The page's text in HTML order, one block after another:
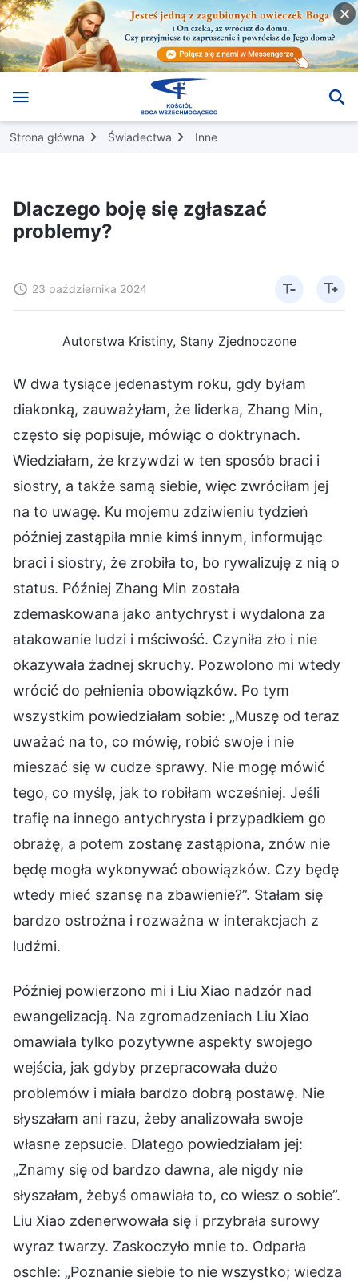
Strona główna Świadectwa Inne
Dlaczego boję się zgłaszać
problemy?
23 października 2024
Autorstwa Kristiny, Stany Zjednoczone
W dwa tysiące jedenastym roku, gdy byłam
diakonką, zauważyłam, że liderka, Zhang Min,
często się popisuje, mówiąc o doktrynach.
Wiedziałam, że krzywdzi w ten sposób braci i
siostry, a także samą siebie, więc zwróciłam jej
na to uwagę. Ku mojemu zdziwieniu tydzień
później zastąpiła mnie kimś innym, informując
braci i siostry, że zrobiła to, bo rywalizuję z nią o
status. Później Zhang Min została
zdemaskowana jako antychryst i wydalona za
atakowanie ludzi i mściwość. Czyniła zło i nie
okazywała żadnej skruchy. Pozwolono mi wtedy
wrócić do pełnienia obowiązków. Po tym
wszystkim powiedziałam sobie: „Muszę od teraz
uważać na to, co mówię, robić swoje i nie
mieszać się w cudze sprawy. Nie mogę mówić
tego, co myślę, jak to robiłam wcześniej. Jeśli
trafię na innego antychrysta i przypadkiem go
obrażę, a potem zostanę zastąpiona, znów nie
będę mogła wykonywać obowiązków. Czy będę
wtedy mieć szansę na zbawienie?”. Stałam się
bardzo ostrożna i rozważna w interakcjach z
ludźmi.
Później powierzono mi i Liu Xiao nadzór nad
ewangelizacją. Na zgromadzeniach Liu Xiao
omawiała tylko pozytywne aspekty swojego
wejścia, jak gdyby przepracowała dużo
problemów i miała bardzo dobrą postawę. Nie
słyszałam ani razu, żeby analizowała swoje
własne zepsucie. Dlatego powiedziałam jej:
„Znamy się od bardzo dawna, ale nigdy nie
słyszałam, żebyś omawiała to, co wiesz o sobie”.
Liu Xiao zdenerwowała się i przybrała surowy
wyraz twarzy. Zaskoczyło mnie to. Odparła
oschle: „Poznanie siebie to nie wszystko; wiedza